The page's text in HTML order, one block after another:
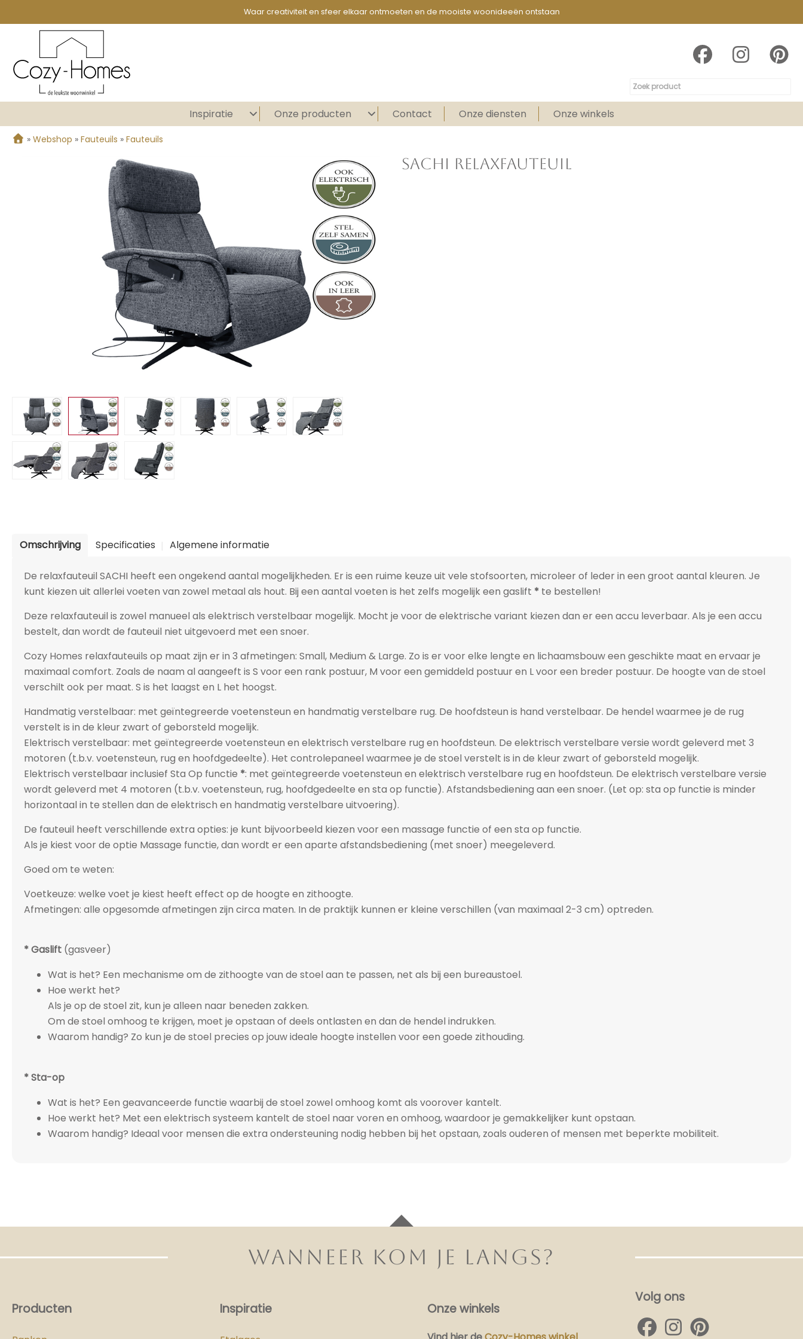
Waar creativiteit en sfeer elkaar ontmoeten en de mooiste woonideeën ontstaan
Inspiratie Onze producten Contact Onze diensten Onze winkels
» Webshop » Fauteuils » Fauteuils
SACHI RELAXFAUTEUIL
Omschrijving Specificaties Algemene informatie
De relaxfauteuil SACHI heeft een ongekend aantal mogelijkheden. Er is een ruime keuze uit vele stofsoorten, microleer of leder in een groot aantal kleuren. Je
kunt kiezen uit allerlei voeten van zowel metaal als hout. Bij een aantal voeten is het zelfs mogelijk een gaslift * te bestellen!
Deze relaxfauteuil is zowel manueel als elektrisch verstelbaar mogelijk. Mocht je voor de elektrische variant kiezen dan er een accu leverbaar. Als je een accu
bestelt, dan wordt de fauteuil niet uitgevoerd met een snoer.
Cozy Homes relaxfauteuils op maat zijn er in 3 afmetingen: Small, Medium & Large. Zo is er voor elke lengte en lichaamsbouw een geschikte maat en ervaar je
maximaal comfort. Zoals de naam al aangeeft is S voor een rank postuur, M voor een gemiddeld postuur en L voor een breder postuur. De hoogte van de stoel
verschilt ook per maat. S is het laagst en L het hoogst.
Handmatig verstelbaar: met geïntegreerde voetensteun en handmatig verstelbare rug. De hoofdsteun is hand verstelbaar. De hendel waarmee je de rug
verstelt is in de kleur zwart of geborsteld mogelijk.
Elektrisch verstelbaar: met geïntegreerde voetensteun en elektrisch verstelbare rug en hoofdsteun. De elektrisch verstelbare versie wordt geleverd met 3
motoren (t.b.v. voetensteun, rug en hoofdgedeelte). Het controlepaneel waarmee je de stoel verstelt is in de kleur zwart of geborsteld mogelijk.
Elektrisch verstelbaar inclusief Sta Op functie *: met geïntegreerde voetensteun en elektrisch verstelbare rug en hoofdsteun. De elektrisch verstelbare versie
wordt geleverd met 4 motoren (t.b.v. voetensteun, rug, hoofdgedeelte en sta op functie). Afstandsbediening aan een snoer. (Let op: sta op functie is minder
horizontaal in te stellen dan de elektrisch en handmatig verstelbare uitvoering).
De fauteuil heeft verschillende extra opties: je kunt bijvoorbeeld kiezen voor een massage functie of een sta op functie.
Als je kiest voor de optie Massage functie, dan wordt er een aparte afstandsbediening (met snoer) meegeleverd.
Goed om te weten:
Voetkeuze: welke voet je kiest heeft effect op de hoogte en zithoogte.
Afmetingen: alle opgesomde afmetingen zijn circa maten. In de praktijk kunnen er kleine verschillen (van maximaal 2-3 cm) optreden.
* Gaslift (gasveer)
Wat is het? Een mechanisme om de zithoogte van de stoel aan te passen, net als bij een bureaustoel.
Hoe werkt het?
Als je op de stoel zit, kun je alleen naar beneden zakken.
Om de stoel omhoog te krijgen, moet je opstaan of deels ontlasten en dan de hendel indrukken.
Waarom handig? Zo kun je de stoel precies op jouw ideale hoogte instellen voor een goede zithouding.
* Sta-op
Wat is het? Een geavanceerde functie waarbij de stoel zowel omhoog komt als voorover kantelt.
Hoe werkt het? Met een elektrisch systeem kantelt de stoel naar voren en omhoog, waardoor je gemakkelijker kunt opstaan.
Waarom handig? Ideaal voor mensen die extra ondersteuning nodig hebben bij het opstaan, zoals ouderen of mensen met beperkte mobiliteit.
WANNEER KOM JE LANGS?
Producten Inspiratie Onze winkels
Volg ons